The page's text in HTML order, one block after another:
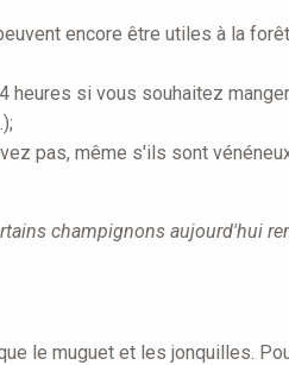
encore être utiles à la
si vous souhaitez
pas, même s'ils sont
champignons aujourd'hui
le muguet et les jonquilles.